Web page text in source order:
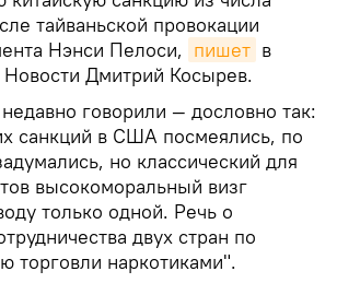
тайваньской провокации
Нэнси Пелоси, пишет в
Дмитрий Косырев.
говорили — дословно так:
санкций в США посмеялись, по
но классический для
высокоморальный визг
только одной. Речь о
двух стран по
торговли наркотиками".